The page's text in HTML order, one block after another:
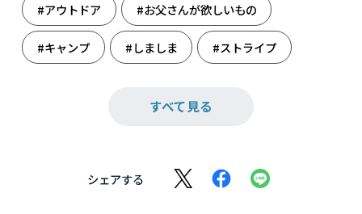
#アウトドア #お父さんが欲しいもの
#キャンプ #しましま #ストライプ
すべて見る
シェアする